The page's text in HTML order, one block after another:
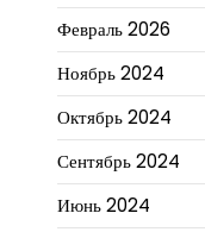
Февраль 2026
Ноябрь 2024
Октябрь 2024
Сентябрь 2024
Июнь 2024